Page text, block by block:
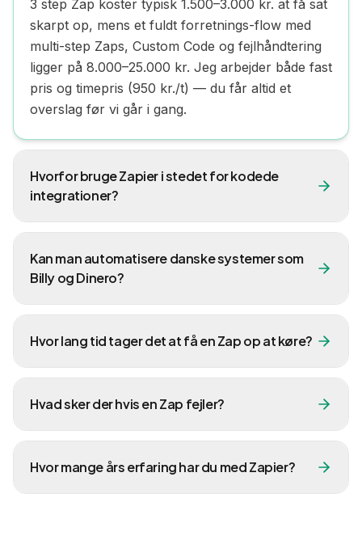
3 step Zap koster typisk 1.500–3.000 kr. at få sat
skarpt op, mens et fuldt forretnings-flow med
multi-step Zaps, Custom Code og fejlhåndtering
ligger på 8.000–25.000 kr. Jeg arbejder både fast
pris og timepris (950 kr./t) — du får altid et
overslag før vi går i gang.
Hvorfor bruge Zapier i stedet for kodede
integrationer?
Kan man automatisere danske systemer som
Billy og Dinero?
Hvor lang tid tager det at få en Zap op at køre?
Hvad sker der hvis en Zap fejler?
Hvor mange års erfaring har du med Zapier?